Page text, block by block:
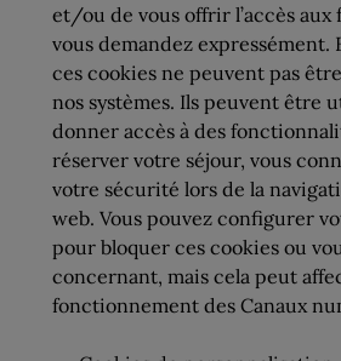
et/ou de vous offrir l’accès aux
vous demandez expressément.
ces cookies ne peuvent pas
nos systèmes. Ils peuvent être
donner accès à des
réserver votre séjour, vous
votre sécurité lors de la
web. Vous pouvez configurer
pour bloquer ces cookies ou
concernant, mais cela peut
fonctionnement des Canaux